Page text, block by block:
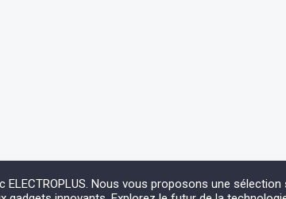
Nous vous proposons une